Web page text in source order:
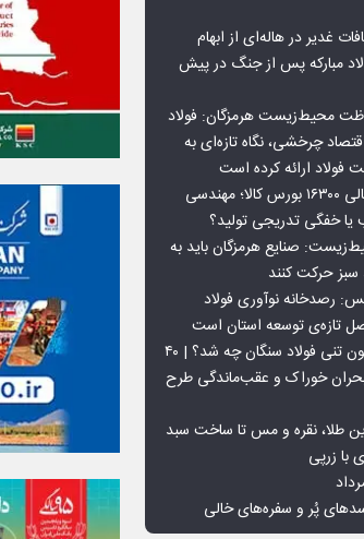
غدیر در هاله‌ای از ابهام
مبارکه پس از جنگ در پیش
محیط‌زیست هرمزگان: فولاد
چرخشی، نگاه تازه‌ای به
فولاد ارائه کرده است
ابلاغیه جنجالی ۱۶۳۰۰ بورس کالا؛ مهندسی
خفگی تدریجی تولید؟
صنایع هرمزگان باید به
حرکت کنند
رصدخانه نوآوری فولاد
تازه‌ی توسعه استان است
افق ۱۵ میلیون تنی فولاد سنگان چه شد؟ | ۴۰
خوراک و عقب‌ماندگی طرح
طلا، نقره و مس تا ساخت سبد
با زرپی
پُر و سفره‌های خالی